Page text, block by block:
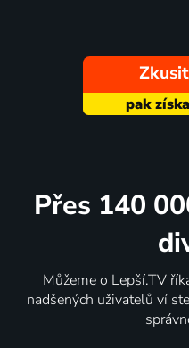
Přes 140
Můžeme o Lepší.TV
nadšených uživatelů ví